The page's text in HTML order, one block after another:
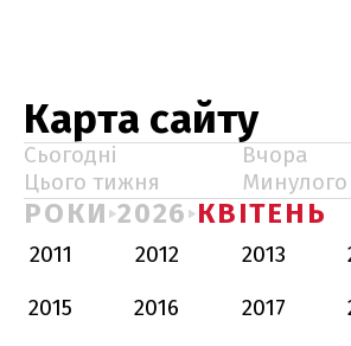
Карта сайту
Сьогодні
Вчора
Цього тижня
РОКИ 2026 КВІТЕНЬ
2011 2012 2013
2015
2016 2017